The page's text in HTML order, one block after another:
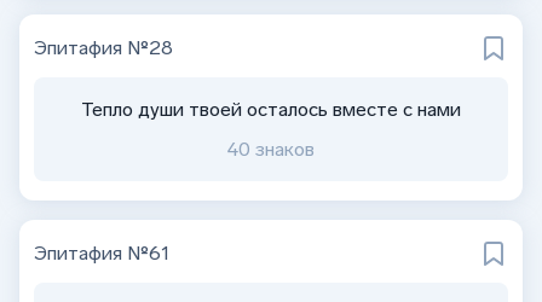
Эпитафия №28
Тепло души твоей осталось вместе с нами
40 знаков
Эпитафия №61